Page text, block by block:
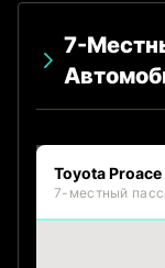
7-
Toyota Proace
7-местный